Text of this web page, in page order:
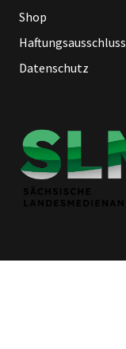
Shop
Datenschutz